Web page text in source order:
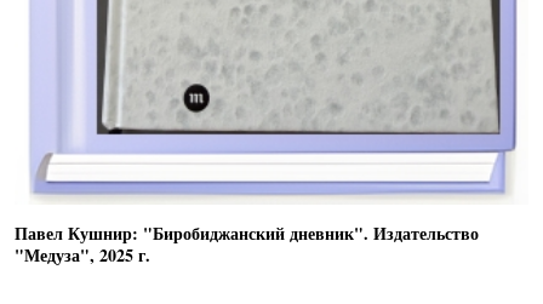
Павел Кушнир: "Биробиджанский дневник". Издательство
"Медуза", 2025 г.